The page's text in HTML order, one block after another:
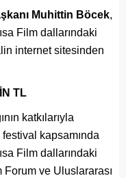
Muhittin Böcek,
Film dallarındaki
internet sitesinden
TL
katkılarıyla
kapsamında
Film dallarındaki
Forum ve Uluslararası